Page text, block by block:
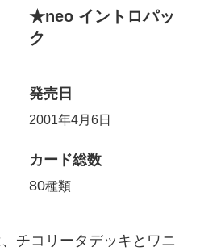
★neo イントロパッ
ク
発売日
2001年4月6日
カード総数
80種類
チコリータデッキとワニ